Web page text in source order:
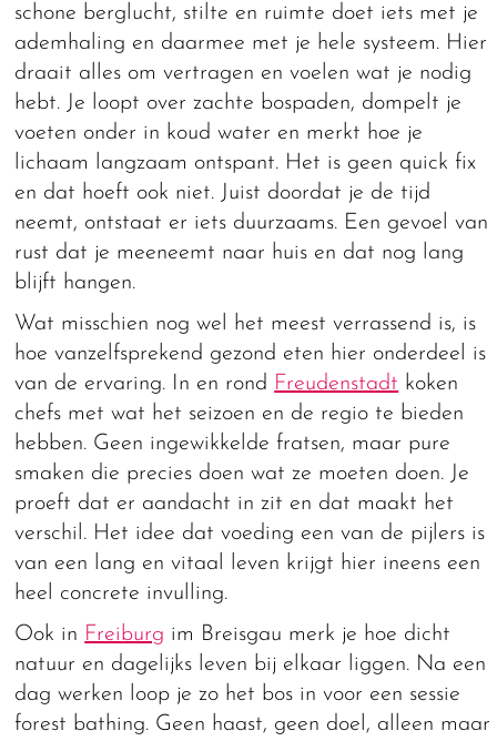
schone berglucht, stilte en ruimte doet iets met je
ademhaling en daarmee met je hele systeem. Hier
draait alles om vertragen en voelen wat je nodig
hebt. Je loopt over zachte bospaden, dompelt je
voeten onder in koud water en merkt hoe je
lichaam langzaam ontspant. Het is geen quick fix
en dat hoeft ook niet. Juist doordat je de tijd
neemt, ontstaat er iets duurzaams. Een gevoel van
rust dat je meeneemt naar huis en dat nog lang
blijft hangen.
Wat misschien nog wel het meest verrassend is, is
hoe vanzelfsprekend gezond eten hier onderdeel is
van de ervaring. In en rond Freudenstadt koken
chefs met wat het seizoen en de regio te bieden
hebben. Geen ingewikkelde fratsen, maar pure
smaken die precies doen wat ze moeten doen. Je
proeft dat er aandacht in zit en dat maakt het
verschil. Het idee dat voeding een van de pijlers is
van een lang en vitaal leven krijgt hier ineens een
heel concrete invulling.
Ook in Freiburg im Breisgau merk je hoe dicht
natuur en dagelijks leven bij elkaar liggen. Na een
dag werken loop je zo het bos in voor een sessie
forest bathing. Geen haast, geen doel, alleen maar